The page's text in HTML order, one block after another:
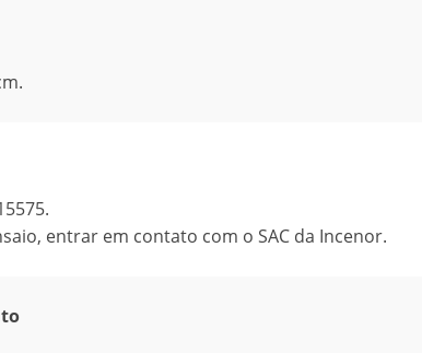
entrar em contato com o SAC da Incenor.